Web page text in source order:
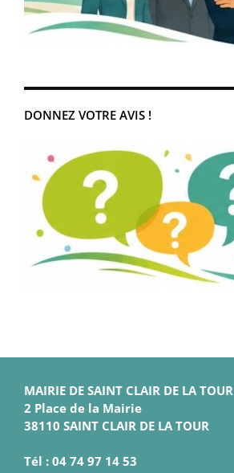
DONNEZ VOTRE AVIS !
MAIRIE DE SAINT CLAIR DE LA TOUR
2 Place de la Mairie
38110 SAINT CLAIR DE LA TOUR
Tél : 04 74 97 14 53